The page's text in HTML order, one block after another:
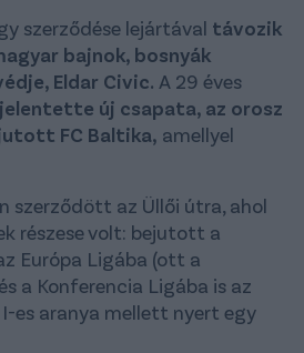
szerződése lejártával távozik
bajnok, bosnyák
Eldar Civic. A 29 éves
új csapata, az orosz
FC Baltika, amellyel
szerződött az Üllői útra, ahol
részese volt: bejutott a
Európa Ligába (ott a
a Konferencia Ligába is az
es aranya mellett nyert egy